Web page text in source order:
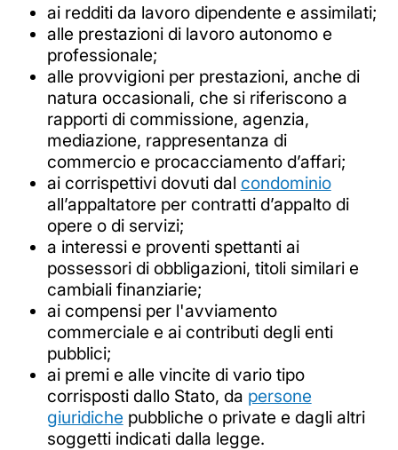
ai redditi da lavoro dipendente e assimilati;
alle prestazioni di lavoro autonomo e
professionale;
alle provvigioni per prestazioni, anche di
natura occasionali, che si riferiscono a
rapporti di commissione, agenzia,
mediazione, rappresentanza di
commercio e procacciamento d’affari;
ai corrispettivi dovuti dal condominio
all’appaltatore per contratti d’appalto di
opere o di servizi;
a interessi e proventi spettanti ai
possessori di obbligazioni, titoli similari e
cambiali finanziarie;
ai compensi per l'avviamento
commerciale e ai contributi degli enti
pubblici;
ai premi e alle vincite di vario tipo
corrisposti dallo Stato, da persone
giuridiche pubbliche o private e dagli altri
soggetti indicati dalla legge.